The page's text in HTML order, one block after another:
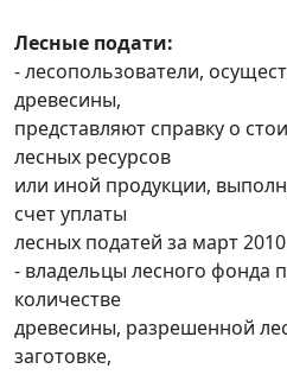
Лесные подати:
- лесопользователи,
древесины,
представляют справку о
лесных ресурсов
или иной продукции,
счет уплаты
лесных податей за март 2010
- владельцы лесного фонда
количестве
древесины, разрешенной
заготовке,